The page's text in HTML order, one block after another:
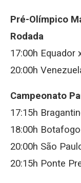
Pré-Olímpico
Rodada
17:00h Equador
20:00h
Campeonato
17:15h
18:00h
20:00h São
20:15h Ponte